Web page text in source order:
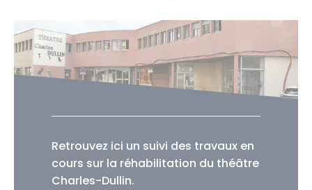
Retrouvez ici un suivi des travaux en
cours sur la réhabilitation du théâtre
Charles-Dullin.